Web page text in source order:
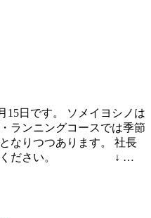
15日です。 ソメイヨシノは
ランニングコースでは季節
なりつつあります。 社長
ご覧ください。 ↓ …